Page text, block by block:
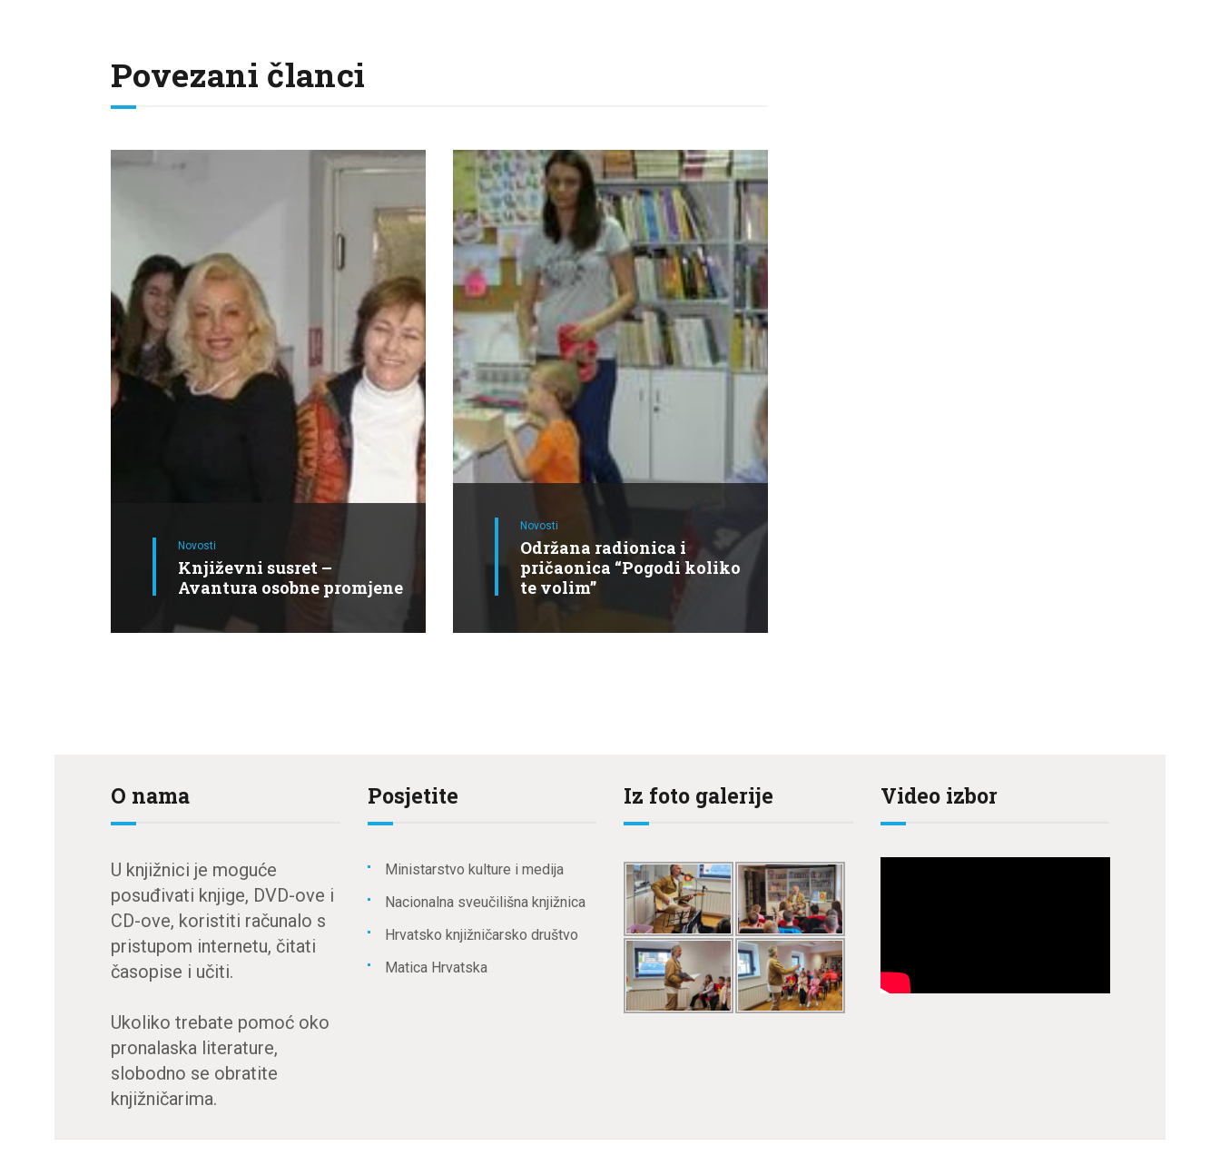
Povezani članci
Novosti
Književni susret –
Avantura osobne promjene
Novosti
Održana radionica i
pričaonica “Pogodi koliko
te volim”
O nama
U knjižnici je moguće
posuđivati knjige, DVD-ove i
CD-ove, koristiti računalo s
pristupom internetu, čitati
časopise i učiti.
Ukoliko trebate pomoć oko
pronalaska literature,
slobodno se obratite
knjižničarima.
Posjetite
Ministarstvo kulture i medija
Nacionalna sveučilišna knjižnica
Hrvatsko knjižničarsko društvo
Matica Hrvatska
Iz foto galerije Video izbor